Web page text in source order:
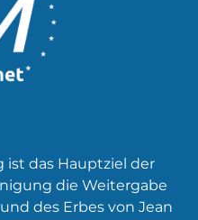
ist das Hauptziel der
die Weitergabe
des Erbes von Jean